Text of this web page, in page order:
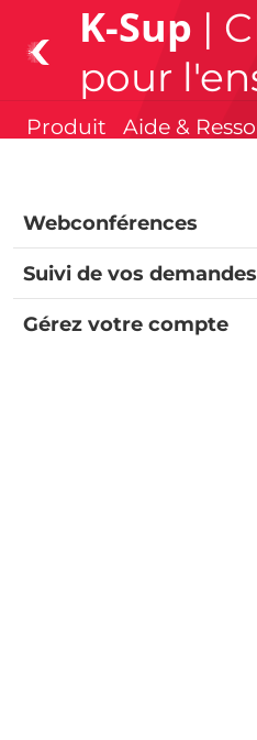
K-Sup |
pour
Produit Aide &
Webconférences
Suivi de vos demandes
Gérez votre compte